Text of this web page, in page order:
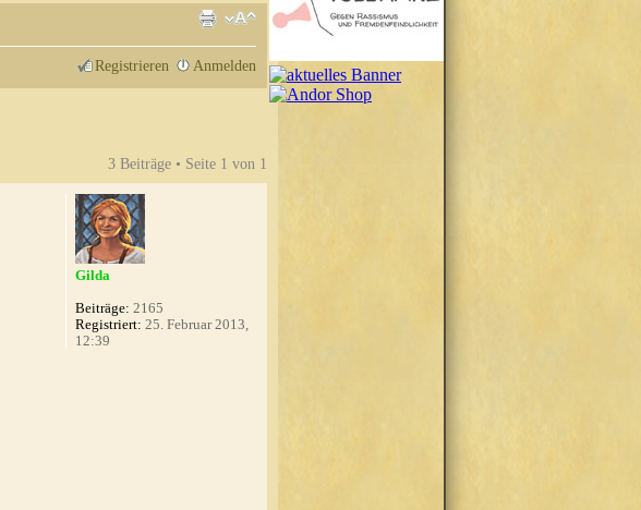
Registrieren Anmelden
3 Beiträge • Seite 1 von 1
Gilda
Beiträge: 2165
Registriert: 25. Februar 2013,
12:39